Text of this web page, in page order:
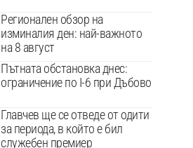
Регионален обзор на
изминалия ден: най-важното
на 8 август
Пътната обстановка днес:
ограничение по I-6 при Дъбово
Главчев ще се отведе от одити
за периода, в който е бил
служебен премиер